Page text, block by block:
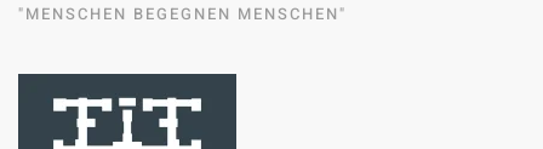
"MENSCHEN BEGEGNEN MENSCHEN"